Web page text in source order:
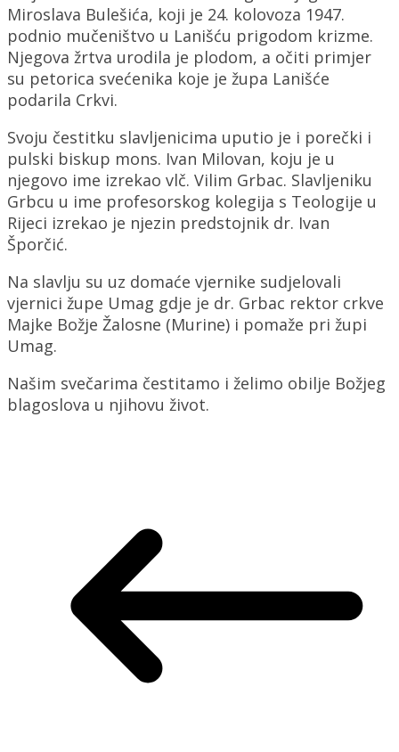
Miroslava Bulešića, koji je 24. kolovoza 1947.
podnio mučeništvo u Lanišću prigodom krizme.
Njegova žrtva urodila je plodom, a očiti primjer
su petorica svećenika koje je župa Lanišće
podarila Crkvi.
Svoju čestitku slavljenicima uputio je i porečki i
pulski biskup mons. Ivan Milovan, koju je u
njegovo ime izrekao vlč. Vilim Grbac. Slavljeniku
Grbcu u ime profesorskog kolegija s Teologije u
Rijeci izrekao je njezin predstojnik dr. Ivan
Šporčić.
Na slavlju su uz domaće vjernike sudjelovali
vjernici župe Umag gdje je dr. Grbac rektor crkve
Majke Božje Žalosne (Murine) i pomaže pri župi
Umag.
Našim svečarima čestitamo i želimo obilje Božjeg
blagoslova u njihovu život.